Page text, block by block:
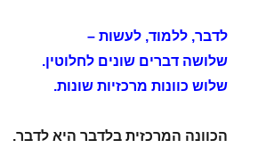
לדבר, ללמוד, לעשות –
שלושה דברים שונים לחלוטין.
שלוש כוונות מרכזיות שונות.
הכוונה המרכזית בלדבר היא לדבר.